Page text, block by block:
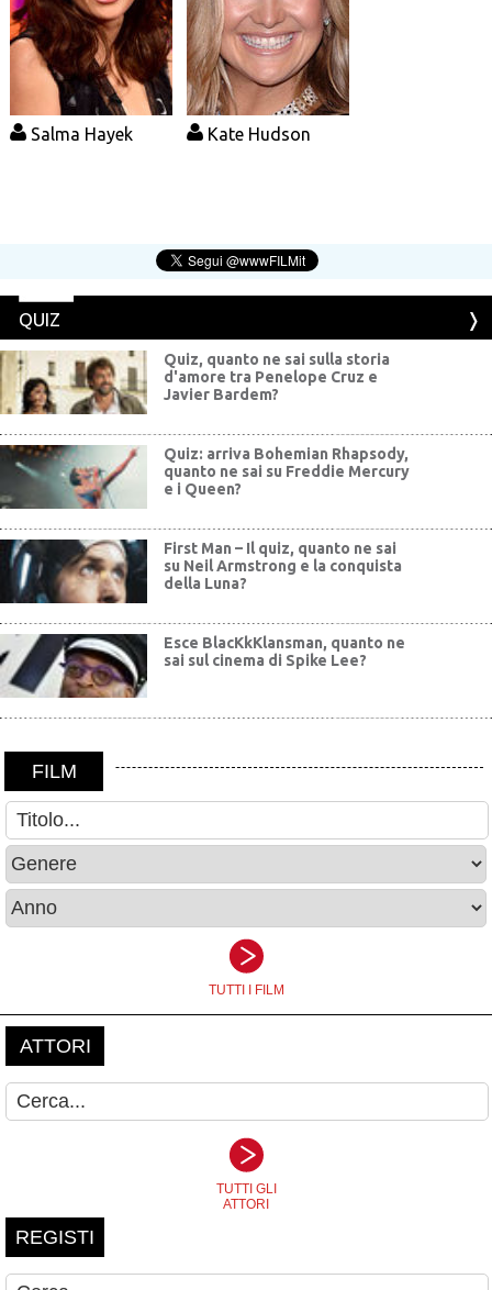
Salma Hayek Kate Hudson
QUIZ
Quiz, quanto ne sai sulla storia
d'amore tra Penelope Cruz e
Javier Bardem?
Quiz: arriva Bohemian Rhapsody,
quanto ne sai su Freddie Mercury
e i Queen?
First Man – Il quiz, quanto ne sai
su Neil Armstrong e la conquista
della Luna?
Esce BlacKkKlansman, quanto ne
sai sul cinema di Spike Lee?